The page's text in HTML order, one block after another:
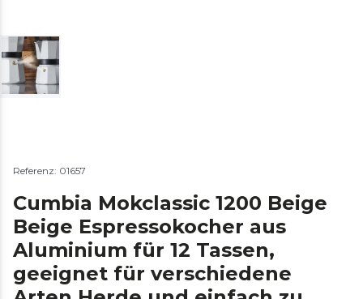
Referenz: 01657
Cumbia Mokclassic 1200 Beige
Beige Espressokocher aus
Aluminium für 12 Tassen,
geeignet für verschiedene